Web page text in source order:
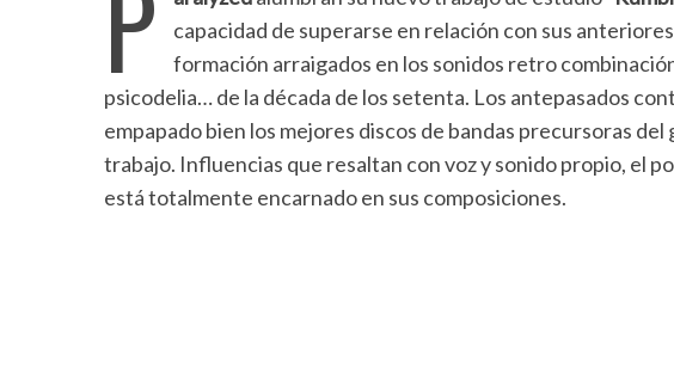
capacidad de superarse en relación con sus
formación arraigados en los sonidos retro
psicodelia… de la década de los setenta. Los antepasados
empapado bien los mejores discos de bandas precursoras
trabajo. Influencias que resaltan con voz y sonido propio, el
está totalmente encarnado en sus composiciones.